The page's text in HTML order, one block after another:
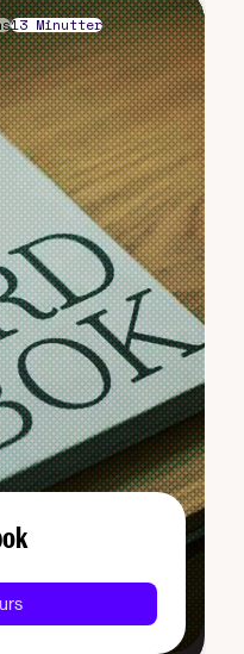
13 Minutter